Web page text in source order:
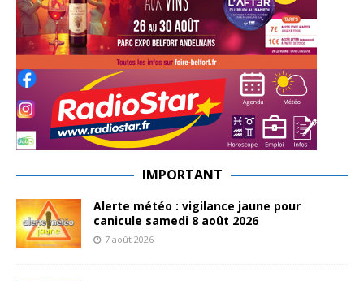
IMPORTANT
Alerte météo : vigilance jaune pour
canicule samedi 8 août 2026
7 août 2026